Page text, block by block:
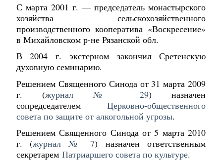
С марта 2001 г. ― председатель монастырского
хозяйства ― сельскохозяйственного
производственного кооператива «Воскресение»
в Михайловском р-не Рязанской обл.
В 2004 г. экстерном закончил Сретенскую
духовную семинарию.
Решением Священного Синода от 31 марта 2009
г. (журнал № 29) назначен
сопредседателемЦерковно-общественного
совета по защите от алкогольной угрозы.
Решением Священного Синода от 5 марта 2010
г. (журнал № 7) назначен ответственным
секретарем Патриаршего совета по культуре.